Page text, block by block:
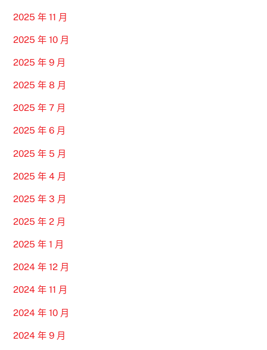
2025 年 11 月
2025 年 10 月
2025 年 9 月
2025 年 8 月
2025 年 7 月
2025 年 6 月
2025 年 5 月
2025 年 4 月
2025 年 3 月
2025 年 2 月
2025 年 1 月
2024 年 12 月
2024 年 11 月
2024 年 10 月
2024 年 9 月